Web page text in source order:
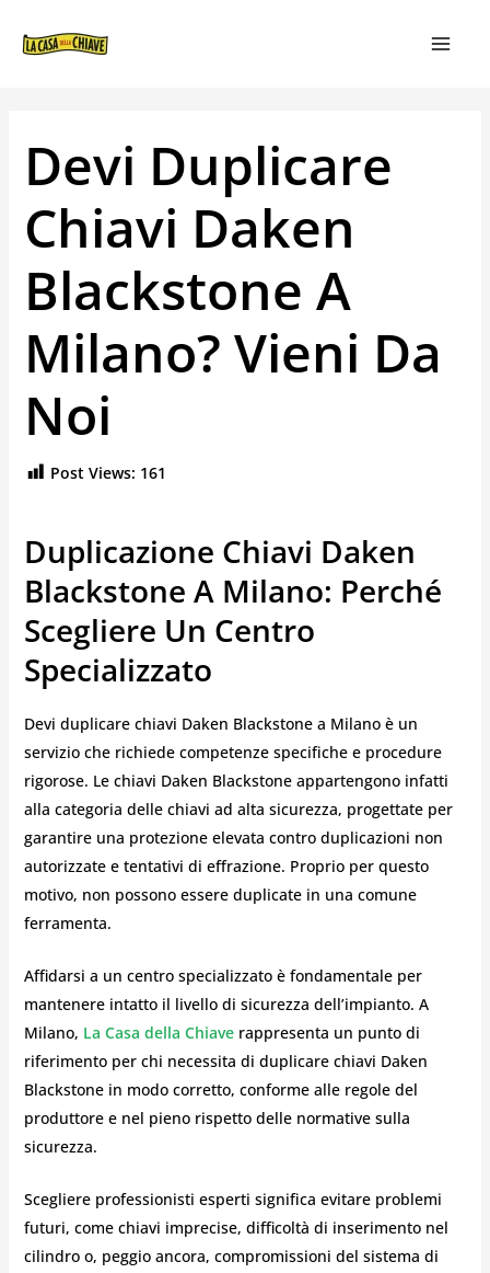
Devi Duplicare
Chiavi Daken
Blackstone A
Milano? Vieni Da
Noi
Post Views: 161
Duplicazione Chiavi Daken
Blackstone A Milano: Perché
Scegliere Un Centro
Specializzato
Devi duplicare chiavi Daken Blackstone a Milano è un
servizio che richiede competenze specifiche e procedure
rigorose. Le chiavi Daken Blackstone appartengono infatti
alla categoria delle chiavi ad alta sicurezza, progettate per
garantire una protezione elevata contro duplicazioni non
autorizzate e tentativi di effrazione. Proprio per questo
motivo, non possono essere duplicate in una comune
ferramenta.
Affidarsi a un centro specializzato è fondamentale per
mantenere intatto il livello di sicurezza dell’impianto. A
Milano, La Casa della Chiaverappresenta un punto di
riferimento per chi necessita di duplicare chiavi Daken
Blackstone in modo corretto, conforme alle regole del
produttore e nel pieno rispetto delle normative sulla
sicurezza.
Scegliere professionisti esperti significa evitare problemi
futuri, come chiavi imprecise, difficoltà di inserimento nel
cilindro o, peggio ancora, compromissioni del sistema di
ARTICOLI